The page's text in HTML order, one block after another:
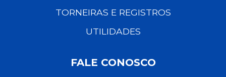
TORNEIRAS E REGISTROS
UTILIDADES
FALE CONOSCO